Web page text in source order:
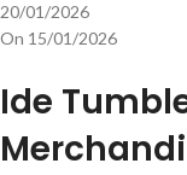
20/01/2026
On 15/01/2026
Ide